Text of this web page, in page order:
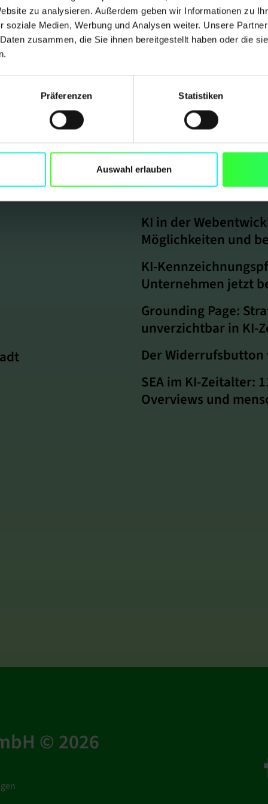
zu analysieren. Außerdem geben wir Informationen zu
soziale Medien, Werbung und Analysen weiter. Unsere
zusammen, die Sie ihnen bereitgestellt haben oder die
Präferenzen Statistiken
Auswahl erlaubenUnser Blog
KI in der
Möglichkeiten und
KI-
Unternehmen jetzt
Grounding Page:
unverzichtbar in KI-
Der
SEA im KI‑Zeitalter:
Overviews und
© 2026